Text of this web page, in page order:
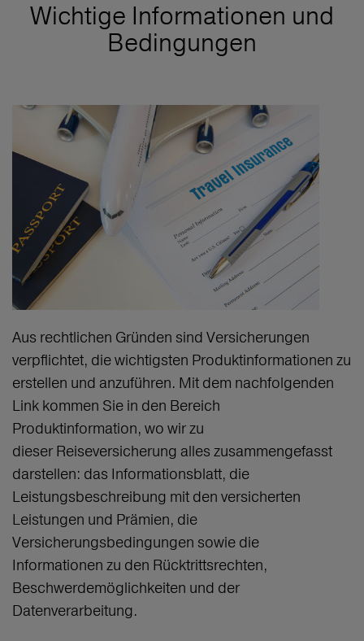
Wichtige Informationen und
Bedingungen
Aus rechtlichen Gründen sind Versicherungen
verpflichtet, die wichtigsten Produktinformationen zu
erstellen und anzuführen. Mit dem nachfolgenden
Link kommen Sie in den Bereich
Produktinformation, wo wir zu
dieser Reiseversicherung alles zusammengefasst
darstellen: das Informationsblatt, die
Leistungsbeschreibung mit den versicherten
Leistungen und Prämien, die
Versicherungsbedingungen sowie die
Informationen zu den Rücktrittsrechten,
Beschwerdemöglichkeiten und der
Datenverarbeitung.